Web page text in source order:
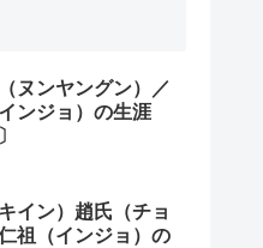
ヌンヤングン）／
ンジョ）の生涯
イン）趙氏（チョ
祖（インジョ）の